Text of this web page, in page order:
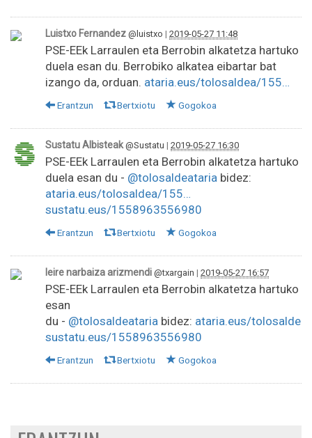
Luistxo Fernandez @luistxo | 2019-05-27 11:48
PSE-EEk Larraulen eta Berrobin alkatetza hartuko
duela esan du. Berrobiko alkatea eibartar bat
izango da, orduan. ataria.eus/tolosaldea/155…
Erantzun Bertxiotu Gogokoa
Sustatu Albisteak@Sustatu | 2019-05-27 16:30
PSE-EEk Larraulen eta Berrobin alkatetza hartuko
duela esan du - @tolosaldeataria bidez:
ataria.eus/tolosaldea/155…
sustatu.eus/1558963556980
Erantzun Bertxiotu Gogokoa
leire narbaiza arizmendi @txargain | 2019-05-27 16:57
PSE-EEk Larraulen eta Berrobin alkatetza hartuko
esan
du - @tolosaldeataria bidez: ataria.eus/
sustatu.eus/1558963556980
Erantzun Bertxiotu Gogokoa